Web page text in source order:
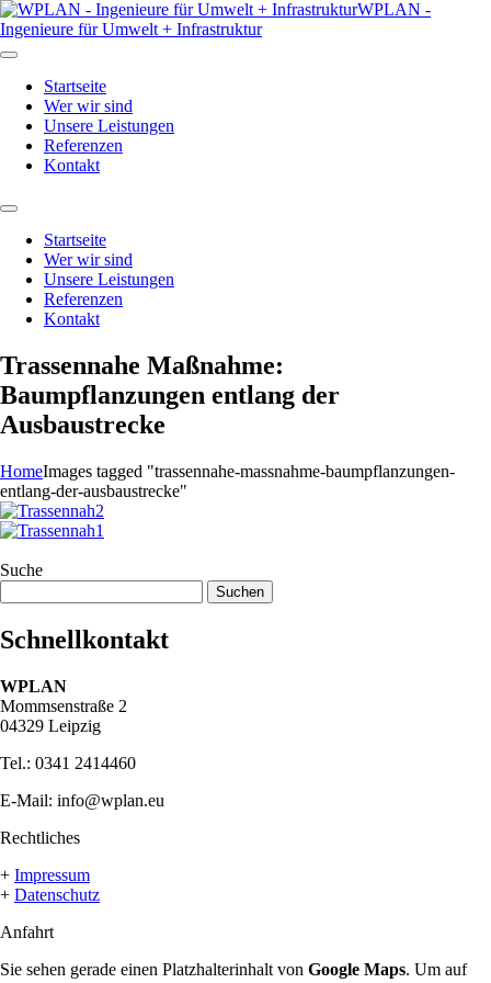
WPLAN -
Ingenieure für Umwelt + Infrastruktur
Startseite
Wer wir sind
Unsere Leistungen
Referenzen
Kontakt
Startseite
Wer wir sind
Unsere Leistungen
Referenzen
Kontakt
Trassennahe Maßnahme:
Baumpflanzungen entlang der
Ausbaustrecke
HomeImages tagged "trassennahe-massnahme-baumpflanzungen-
entlang-der-ausbaustrecke"
Suche
nach:
Schnellkontakt
WPLAN
Mommsenstraße 2
04329 Leipzig
Tel.: 0341 2414460
E-Mail: info@wplan.eu
Rechtliches
+ Impressum
+ Datenschutz
Anfahrt
Sie sehen gerade einen Platzhalterinhalt von Google Maps. Um auf